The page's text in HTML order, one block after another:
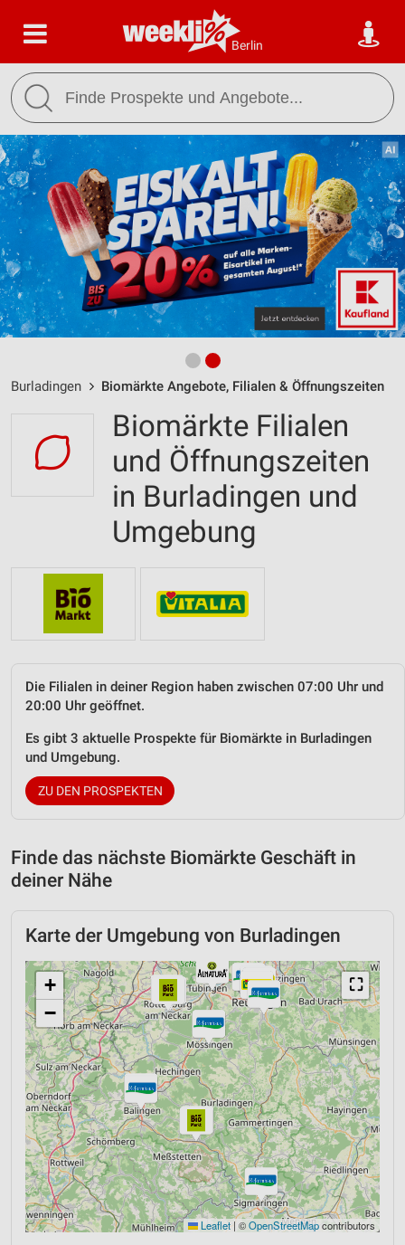
Berlin
Burladingen Biomärkte Angebote, Filialen & Öffnungszeiten
Biomärkte Filialen
und Öffnungszeiten
in Burladingen und
Umgebung
Die Filialen in deiner Region haben zwischen 07:00 Uhr und
20:00 Uhr geöffnet.
Es gibt 3 aktuelle Prospekte für Biomärkte in Burladingen
und Umgebung.
ZU DEN PROSPEKTEN
Finde das nächste Biomärkte Geschäft in
deiner Nähe
Karte der Umgebung von Burladingen
⛶
+
−
Leaflet | ©OpenStreetMapcontributors